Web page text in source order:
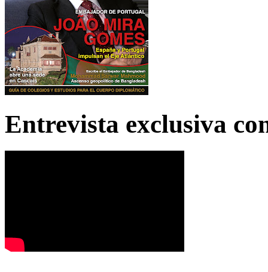
Entrevista exclusiva